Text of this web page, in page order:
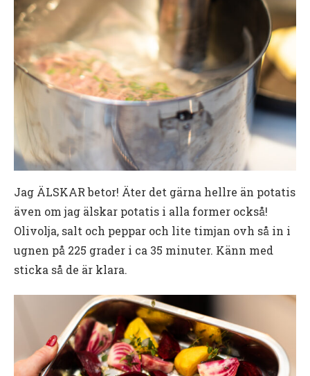
Jag ÄLSKAR betor! Äter det gärna hellre än potatis
även om jag älskar potatis i alla former också!
Olivolja, salt och peppar och lite timjan ovh så in i
ugnen på 225 grader i ca 35 minuter. Känn med
sticka så de är klara.